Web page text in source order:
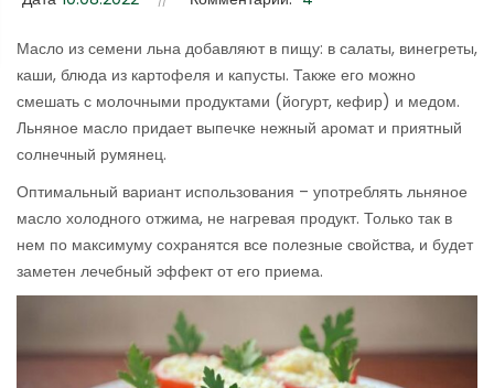
Масло из семени льна добавляют в пищу: в салаты, винегреты,
каши, блюда из картофеля и капусты. Также его можно
смешать с молочными продуктами (йогурт, кефир) и медом.
Льняное масло придает выпечке нежный аромат и приятный
солнечный румянец.
Оптимальный вариант использования – употреблять льняное
масло холодного отжима, не нагревая продукт. Только так в
нем по максимуму сохранятся все полезные свойства, и будет
заметен лечебный эффект от его приема.